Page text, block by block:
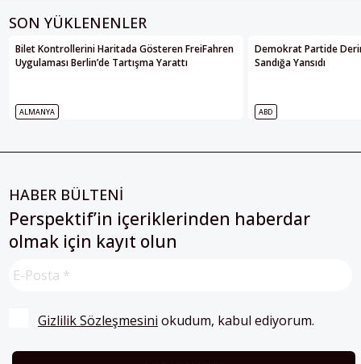
SON YÜKLENENLER
Bilet Kontrollerini Haritada Gösteren FreiFahren
Uygulaması Berlin’de Tartışma Yarattı
ALMANYA
Demokrat Partide
Sandığa Yansıdı
ABD
HABER BÜLTENİ
Perspektif’in içeriklerinden haberdar
olmak için kayıt olun
Gizlilik Sözleşmesini okudum, kabul ediyorum.